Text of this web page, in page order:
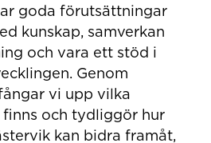
goda förutsättningar
kunskap, samverkan
och vara ett stöd i
Genom
vi upp vilka
finns och tydliggör hur
kan bidra framåt,